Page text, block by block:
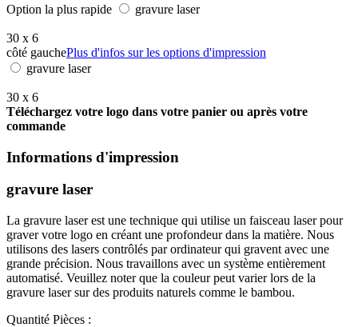
Option la plus rapide
gravure laser
30 x 6
côté gauchePlus d'infos sur les options d'impression
gravure laser
30 x 6
Téléchargez votre logo dans votre panier ou après votre
commande
Informations d'impression
gravure laser
La gravure laser est une technique qui utilise un faisceau laser pour
graver votre logo en créant une profondeur dans la matière. Nous
utilisons des lasers contrôlés par ordinateur qui gravent avec une
grande précision. Nous travaillons avec un système entièrement
automatisé. Veuillez noter que la couleur peut varier lors de la
gravure laser sur des produits naturels comme le bambou.
Quantité Pièces :